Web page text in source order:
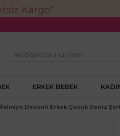
ERKEK BEBEK
Desenli Erkek Çocuk Deniz